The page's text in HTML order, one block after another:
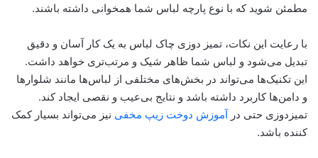
مطمئن شوید که با نوع پارچه لباس شما همخوانی داشته باشند.
با رعایت این نکات، تمیز دوزی چاک لباس به یک کار آسان و دقیق
تبدیل می‌شود و لباس شما ظاهر شیک و مرتب‌تری خواهد داشت.
این تکنیک‌ها می‌تواند در بخش‌های مختلفی از لباس‌ها مانند شلوارها
و دامن‌ها کاربرد داشته باشد و نتایج بی‌عیب و نقصی ایجاد کند.
تمیزدوزی حتی درآموزش دوخت زیپ مخفی نیز می‌تواند بسیار کمک
کننده باشد.